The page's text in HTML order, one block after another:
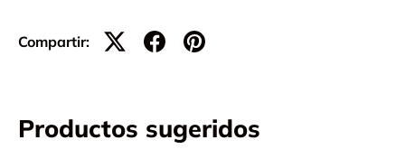
Compartir:
Productos sugeridos